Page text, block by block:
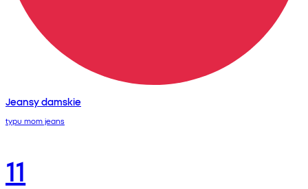
Jeansy damskie
typu mom jeans
11